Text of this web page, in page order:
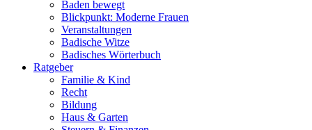
Baden bewegt
Blickpunkt: Moderne Frauen
Veranstaltungen
Badische Witze
Badisches Wörterbuch
Ratgeber
Familie & Kind
Recht
Bildung
Haus & Garten